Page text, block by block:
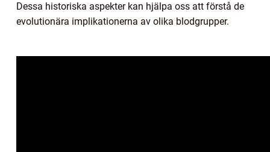
Dessa historiska aspekter kan hjälpa oss att förstå de
evolutionära implikationerna av olika blodgrupper.